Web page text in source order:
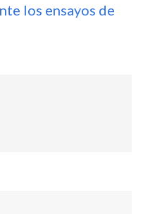
los ensayos de